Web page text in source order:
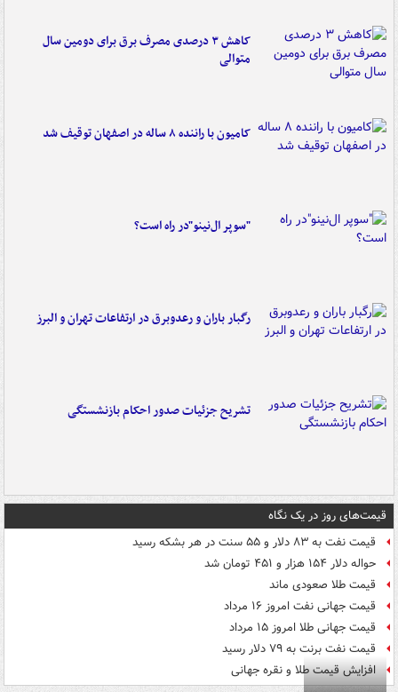
کاهش ۳ درصدی مصرف برق برای دومین سال
متوالی
کامیون با راننده ۸ ساله در اصفهان توقیف شد
"سوپر ال‌نینو"در راه است؟
رگبار باران و رعدوبرق در ارتفاعات تهران و البرز
تشریح جزئیات صدور احکام بازنشستگی
قیمت‌های روز در یک نگاه
قیمت نفت به ۸۳ دلار و ۵۵ سنت در هر بشکه رسید
حواله دلار ۱۵۴ هزار و ۴۵۱ تومان شد
قیمت طلا صعودی ماند
قیمت جهانی نفت امروز ۱۶ مرداد
قیمت جهانی طلا امروز ۱۵ مرداد
قیمت نفت برنت به ۷۹ دلار رسید
افزایش قیمت طلا و نقره جهانی